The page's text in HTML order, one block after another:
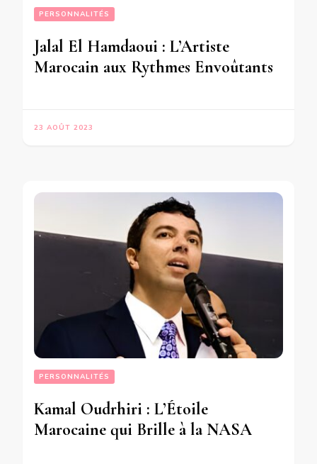
PERSONNALITÉS
Jalal El Hamdaoui : L’Artiste
Marocain aux Rythmes Envoûtants
23 AOÛT 2023
PERSONNALITÉS
Kamal Oudrhiri : L’Étoile
Marocaine qui Brille à la NASA